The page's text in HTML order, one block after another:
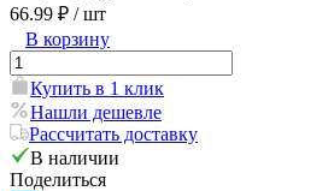
66.99 ₽ / шт
В корзину
Купить в 1 клик
Нашли дешевле
Рассчитать доставку
В наличии
Поделиться